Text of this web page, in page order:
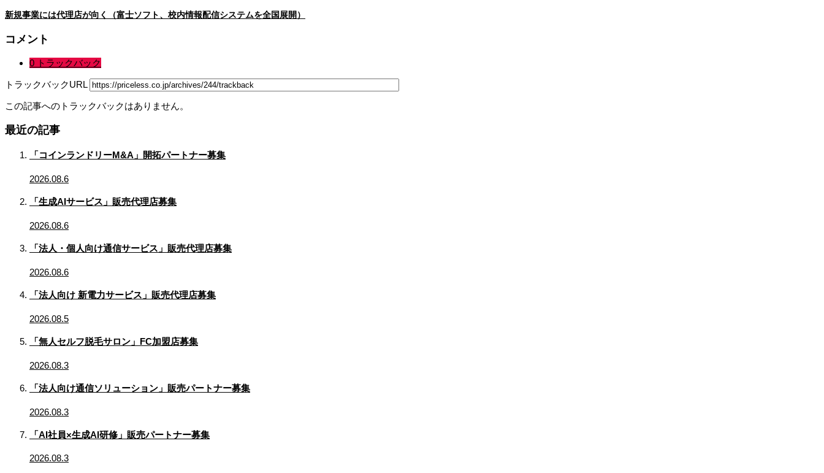
新規事業には代理店が向く（富士ソフト、校内情報配信システムを全国展開）
コメント
0 トラックバック
トラックバックURL
この記事へのトラックバックはありません。
最近の記事
「コインランドリーM&A」開拓パートナー募集
2026.08.6
「生成AIサービス」販売代理店募集
2026.08.6
「法人・個人向け通信サービス」販売代理店募集
2026.08.6
「法人向け 新電力サービス」販売代理店募集
2026.08.5
「無人セルフ脱毛サロン」FC加盟店募集
2026.08.3
「法人向け通信ソリューション」販売パートナー募集
2026.08.3
「AI社員×生成AI研修」販売パートナー募集
2026.08.3